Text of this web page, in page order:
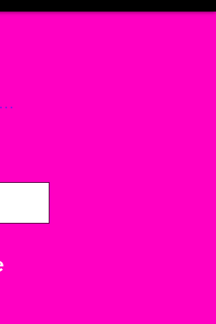
sesión